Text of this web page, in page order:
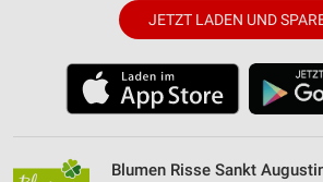
JETZT LADEN UND
Blumen Risse Sankt